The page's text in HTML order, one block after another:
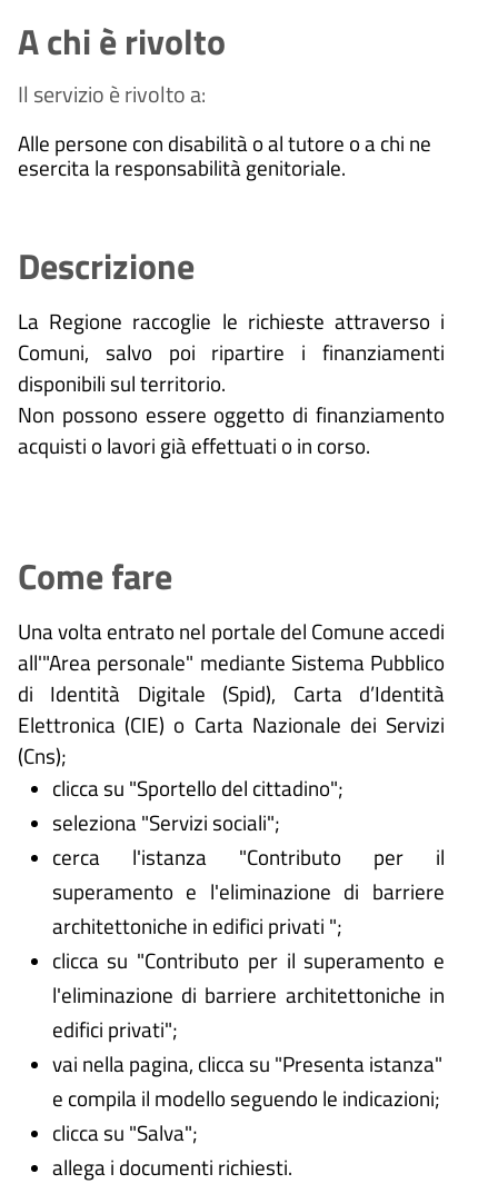
A chi è rivolto
Il servizio è rivolto a:
Alle persone con disabilità o al tutore o a chi ne
esercita la responsabilità genitoriale.
Descrizione
La Regione raccoglie le richieste attraverso i
Comuni, salvo poi ripartire i finanziamenti
disponibili sul territorio.
Non possono essere oggetto di finanziamento
acquisti o lavori già effettuati o in corso.
Come fare
Una volta entrato nel portale del Comune accedi
all'"Area personale" mediante Sistema Pubblico
di Identità Digitale (Spid), Carta d’Identità
Elettronica (CIE) o Carta Nazionale dei Servizi
(Cns);
clicca su "Sportello del cittadino";
seleziona "Servizi sociali";
cerca l'istanza "Contributo per il
superamento e l'eliminazione di barriere
architettoniche in edifici privati ";
clicca su "Contributo per il superamento e
l'eliminazione di barriere architettoniche in
edifici privati";
vai nella pagina, clicca su "Presenta istanza"
e compila il modello seguendo le indicazioni;
clicca su "Salva";
allega i documenti richiesti.